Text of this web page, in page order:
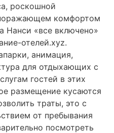
роскошной
комфортом
Нанси «все включено»
отелей.xyz.
анимация,
для отдыхающих с
гостей в этих
размещение кусаются
траты, это с
от пребывания
посмотреть